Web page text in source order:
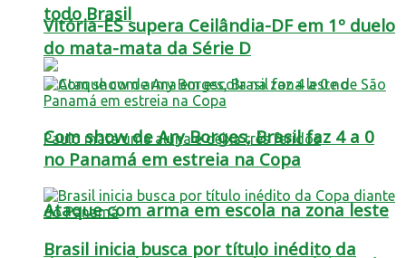
todo Brasil
Ataque com arma em escola na zona leste
Vitória-ES supera Ceilândia-DF em 1º duelo
do mata-mata da Série D
Com show de Ary Borges, Brasil faz 4 a 0
no Panamá em estreia na Copa
Brasil inicia busca por título inédito da